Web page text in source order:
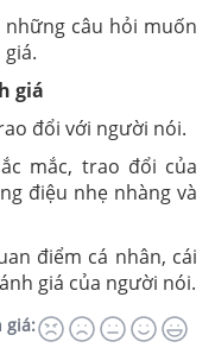
những câu hỏi muốn
giá
đổi với người nói.
mắc, trao đổi của
điệu nhẹ nhàng và
điểm cá nhân, cái
giá của người nói.
giá: